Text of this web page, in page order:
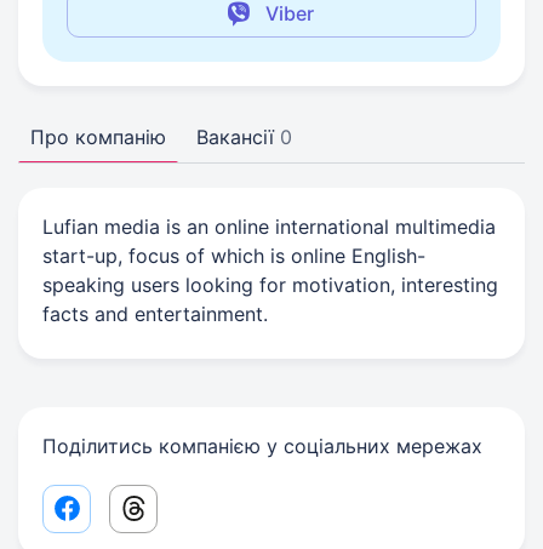
Viber
Про компанію Вакансії 0
Lufian media is an online international multimedia
start-up, focus of which is online English-
speaking users looking for motivation, interesting
facts and entertainment.
Поділитись компанією у соціальних мережах
Facebook share link
Threads share link